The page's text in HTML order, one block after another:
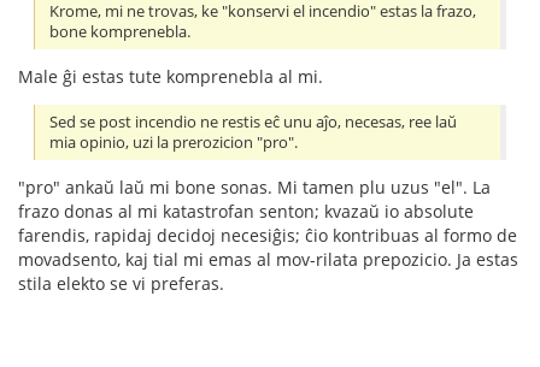
Krome, mi ne trovas, ke "konservi el incendio" estas la frazo,
bone komprenebla.
Male ĝi estas tute komprenebla al mi.
Sed se post incendio ne restis eĉ unu aĵo, necesas, ree laŭ
mia opinio, uzi la prerozicion "pro".
"pro" ankaŭ laŭ mi bone sonas. Mi tamen plu uzus "el". La
frazo donas al mi katastrofan senton; kvazaŭ io absolute
farendis, rapidaj decidoj necesiĝis; ĉio kontribuas al formo de
movadsento, kaj tial mi emas al mov-rilata prepozicio. Ja estas
stila elekto se vi preferas.